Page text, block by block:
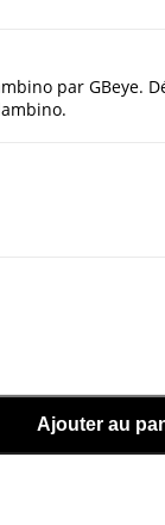
par GBeye.
Ajouter au